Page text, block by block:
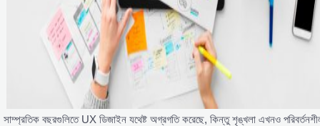
সাম্প্রতিক বছরগুলিতে UX ডিজাইন যথেষ্ট অগ্রগতি করেছে, কিন্তু শৃঙ্খলা এখনও